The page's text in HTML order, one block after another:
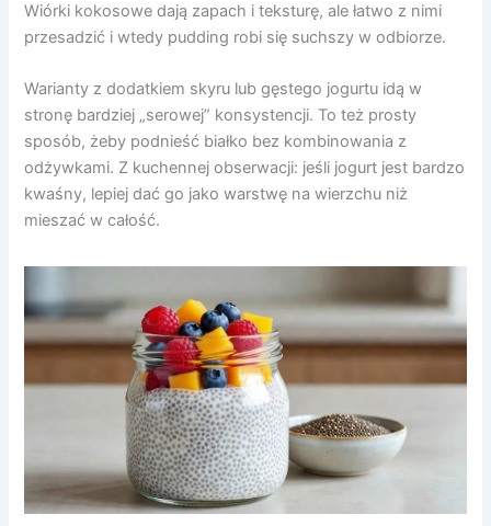
Wiórki kokosowe dają zapach i teksturę, ale łatwo z nimi
przesadzić i wtedy pudding robi się suchszy w odbiorze.
Warianty z dodatkiem skyru lub gęstego jogurtu idą w
stronę bardziej „serowej” konsystencji. To też prosty
sposób, żeby podnieść białko bez kombinowania z
odżywkami. Z kuchennej obserwacji: jeśli jogurt jest bardzo
kwaśny, lepiej dać go jako warstwę na wierzchu niż
mieszać w całość.